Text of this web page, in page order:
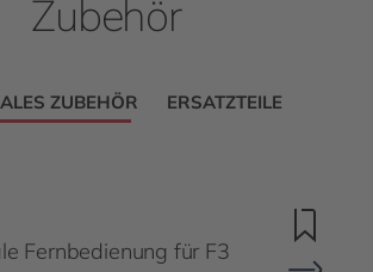
Zubehör
ZUBEHÖR ERSATZTEILE
Fernbedienung für F3